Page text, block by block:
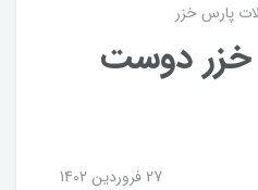
پارس خزر
خزر دوست
27 فروردین 1402